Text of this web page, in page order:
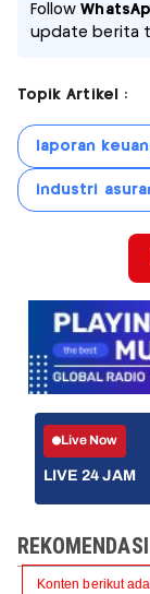
Follow
update berita
Topik Artikel :
laporan
industri
Live Now
LIVE 24 JAM